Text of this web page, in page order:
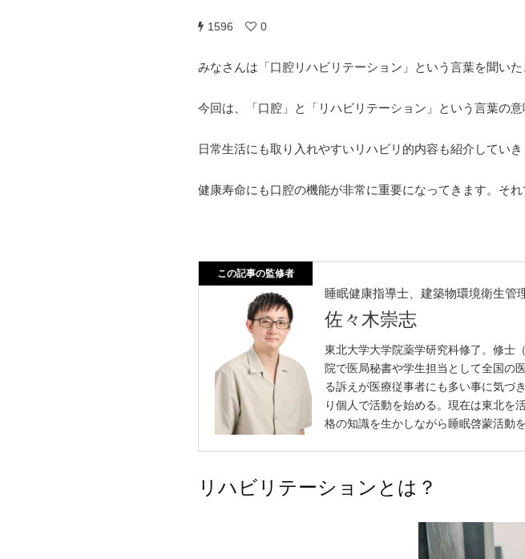
1596 0
みなさんは「口腔リハビリテーション」という言葉を聞いた
今回は、「口腔」と「リハビリテーション」という言葉の意
日常生活にも取り入れやすいリハビリ的内容も紹介していき
健康寿命にも口腔の機能が非常に重要になってきます。それ
この記事の監修者
睡眠健康指導士、建築物環境衛生管
佐々木崇志
東北大学大学院薬学研究科修了。修士
院で医局秘書や学生担当として全国の
る訴えが医療従事者にも多い事に気づ
り個人で活動を始める。現在は東北を
格の知識を生かしながら睡眠啓蒙活動
リハビリテーションとは？